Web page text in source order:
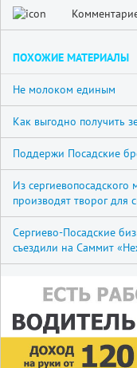
ПОХОЖИЕ МАТЕРИАЛЫ
Не молоком единым
Как выгодно получить
Поддержи Посадские
Из сергиевопосадского
производят творог для
Сергиево-Посадские
съездили на Саммит